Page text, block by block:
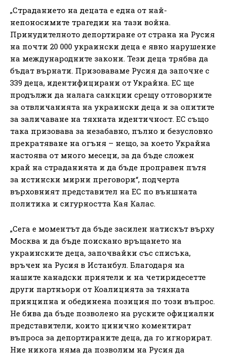
„Страданието на децата е една от най-
непоносимите трагедии на тази война.
Принудителното депортиране от страна на Русия
на почти 20 000 украински деца е явно нарушение
на международните закони. Тези деца трябва да
бъдат върнати. Призоваваме Русия да започне с
339 деца, идентифицирани от Украйна. ЕС ще
продължи да налага санкции срещу отговорните
за отвличанията на украински деца и за опитите
за заличаване на тяхната идентичност. ЕС също
така призовава за незабавно, пълно и безусловно
прекратяване на огъня – нещо, за което Украйна
настоява от много месеци, за да бъде сложен
край на страданията и да бъде проправен пътя
за истински мирни преговори“, подчерта
върховният представител на ЕС по външната
политика и сигурността Кая Калас.
„Сега е моментът да бъде засилен натискът върху
Москва и да бъде поискано връщането на
украинските деца, започвайки със списъка,
връчен на Русия в Истанбул. Благодаря на
нашите канадски приятели и на четиридесетте
други партньори от Коалицията за тяхната
принципна и обединена позиция по този въпрос.
Не бива да бъде позволено на руските официални
представители, които цинично коментират
въпроса за депортираните деца, да го игнорират.
Ние никога няма да позволим на Русия да